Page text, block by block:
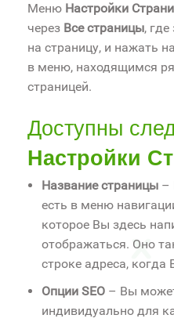
Меню Настройки
через Все страницы,
на страницу, и нажать
в меню, находящимся
страницей.
Доступны
Настройки
Название страницы–
есть в меню
которое Вы здесь
отображаться. Оно
строке адреса, когда
Опции SEO– Вы
индивидуально для